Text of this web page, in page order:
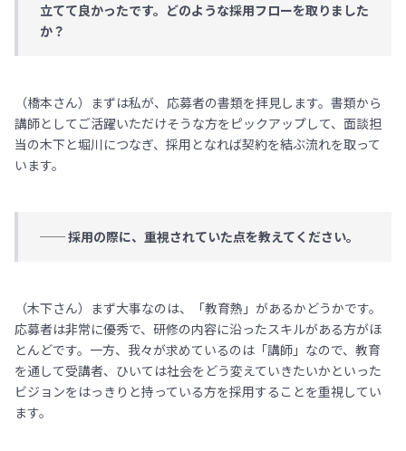
立てて良かったです。どのような採用フローを取りました
か？
（橋本さん）まずは私が、応募者の書類を拝見します。書類から
講師としてご活躍いただけそうな方をピックアップして、面談担
当の木下と堀川につなぎ、採用となれば契約を結ぶ流れを取って
います。
── 採用の際に、重視されていた点を教えてください。
（木下さん）まず大事なのは、「教育熱」があるかどうかです。
応募者は非常に優秀で、研修の内容に沿ったスキルがある方がほ
とんどです。一方、我々が求めているのは「講師」なので、教育
を通して受講者、ひいては社会をどう変えていきたいかといった
ビジョンをはっきりと持っている方を採用することを重視してい
ます。